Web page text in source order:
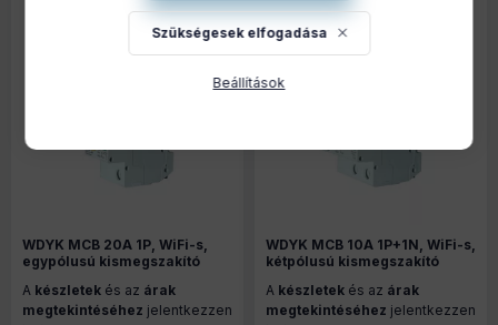
WDYK MCB 20A 1P, WiFi-s,
egypólusú kismegszakító
A készletek és az árak
megtekintéséhez jelentkezzen
WDYK MCB 10A 1P+1N, WiFi-s,
kétpólusú kismegszakító
A készletek és az árak
megtekintéséhez jelentkezzen
Szükségesek elfogadása
Beállítások